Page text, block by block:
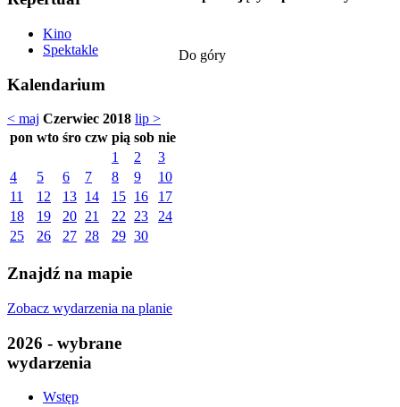
Kino
Spektakle
Kalendarium
< maj Czerwiec 2018 lip >
pon wto śro czw pią sob nie
1
2
3
4
5 6 7 8 9
10
11
12 13 14 15 16
17
18
19 20 21 22 23
24
25
26 27 28 29 30
Znajdź na mapie
Zobacz wydarzenia na planie
2026 - wybrane
wydarzenia
Wstęp
Do góry